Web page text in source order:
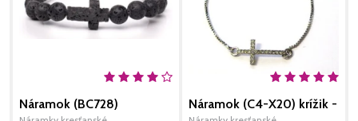
Náramok (BC728)
Náramok (C4-X20) krížik -